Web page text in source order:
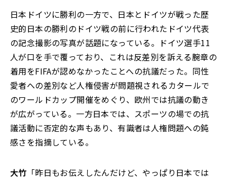
日本ドイツに勝利の一方で、日本とドイツが戦った歴
史的日本の勝利のドイツ戦の前に行われたドイツ代表
の記念撮影の写真が話題になっている。ドイツ選手11
人が口を手で覆っており、これは反差別を訴える腕章の
着用をFIFAが認めなかったことへの抗議だった。同性
愛者への差別など人権侵害が問題視されるカタールで
のワールドカップ開催をめぐり、欧州では抗議の動き
が広がっている。一方日本では、スポーツの場での抗
議活動に否定的な声もあり、有識者は人権問題への鈍
感さを指摘している。
大竹 「昨日もお伝えしたんだけど、やっぱり日本では